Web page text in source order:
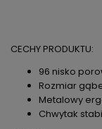
CECHY PRODUKTU:
96 nisko
Rozmiar
Metalowy
Chwytak